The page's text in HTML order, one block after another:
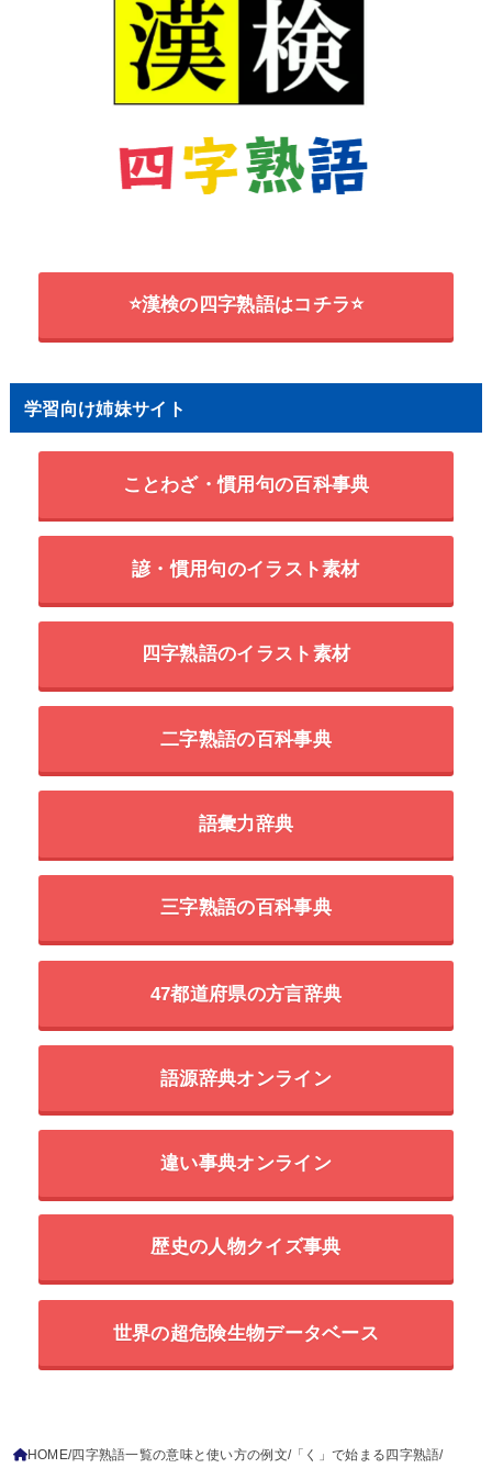
⭐漢検の四字熟語はコチラ⭐
学習向け姉妹サイト
ことわざ・慣用句の百科事典
諺・慣用句のイラスト素材
四字熟語のイラスト素材
二字熟語の百科事典
語彙力辞典
三字熟語の百科事典
47都道府県の方言辞典
語源辞典オンライン
違い事典オンライン
歴史の人物クイズ事典
世界の超危険生物データベース
HOME 四字熟語一覧の意味と使い方の例文 「く」で始まる四字熟語